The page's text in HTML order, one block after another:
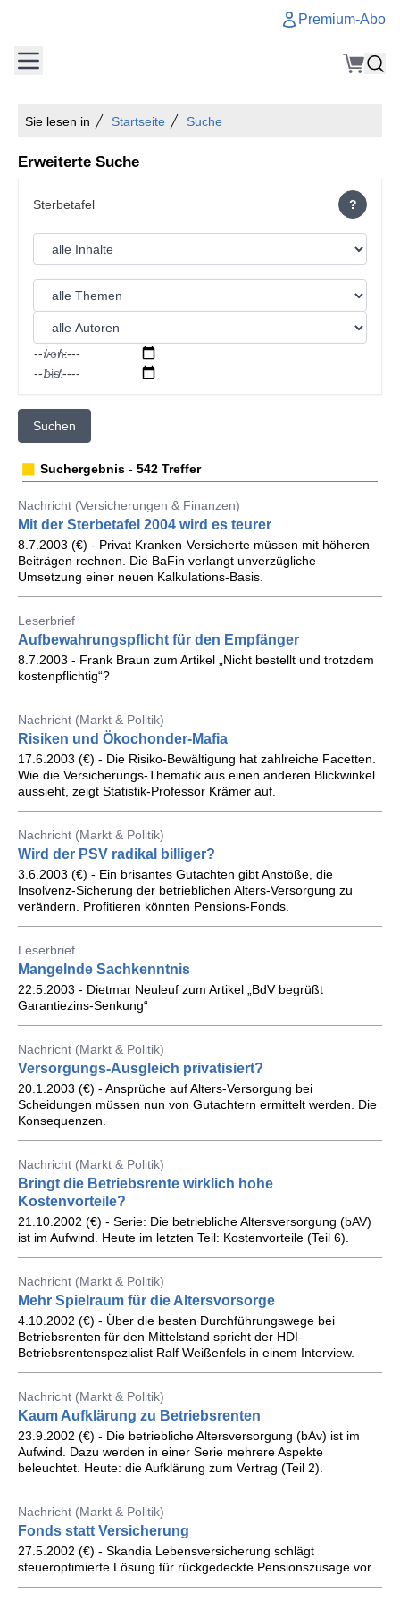
Premium-Abo
Sie lesen in Startseite Suche
Erweiterte Suche
?
von:
bis:
Suchen
Suchergebnis - 542 Treffer
Nachricht (Versicherungen & Finanzen)
Mit der Sterbetafel 2004 wird es teurer
8.7.2003 (€) - Privat Kranken-Versicherte müssen mit höheren
Beiträgen rechnen. Die BaFin verlangt unverzügliche
Umsetzung einer neuen Kalkulations-Basis.
Leserbrief
Aufbewahrungspflicht für den Empfänger
8.7.2003 - Frank Braun zum Artikel „Nicht bestellt und trotzdem
kostenpflichtig“?
Nachricht (Markt & Politik)
Risiken und Ökochonder-Mafia
17.6.2003 (€) - Die Risiko-Bewältigung hat zahlreiche Facetten.
Wie die Versicherungs-Thematik aus einen anderen Blickwinkel
aussieht, zeigt Statistik-Professor Krämer auf.
Nachricht (Markt & Politik)
Wird der PSV radikal billiger?
3.6.2003 (€) - Ein brisantes Gutachten gibt Anstöße, die
Insolvenz-Sicherung der betrieblichen Alters-Versorgung zu
verändern. Profitieren könnten Pensions-Fonds.
Leserbrief
Mangelnde Sachkenntnis
22.5.2003 - Dietmar Neuleuf zum Artikel „BdV begrüßt
Garantiezins-Senkung“
Nachricht (Markt & Politik)
Versorgungs-Ausgleich privatisiert?
20.1.2003 (€) - Ansprüche auf Alters-Versorgung bei
Scheidungen müssen nun von Gutachtern ermittelt werden. Die
Konsequenzen.
Nachricht (Markt & Politik)
Bringt die Betriebsrente wirklich hohe
Kostenvorteile?
21.10.2002 (€) - Serie: Die betriebliche Altersversorgung (bAV)
ist im Aufwind. Heute im letzten Teil: Kostenvorteile (Teil 6).
Nachricht (Markt & Politik)
Mehr Spielraum für die Altersvorsorge
4.10.2002 (€) - Über die besten Durchführungswege bei
Betriebsrenten für den Mittelstand spricht der HDI-
Betriebsrentenspezialist Ralf Weißenfels in einem Interview.
Nachricht (Markt & Politik)
Kaum Aufklärung zu Betriebsrenten
23.9.2002 (€) - Die betriebliche Altersversorgung (bAv) ist im
Aufwind. Dazu werden in einer Serie mehrere Aspekte
beleuchtet. Heute: die Aufklärung zum Vertrag (Teil 2).
Nachricht (Markt & Politik)
Fonds statt Versicherung
27.5.2002 (€) - Skandia Lebensversicherung schlägt
steueroptimierte Lösung für rückgedeckte Pensionszusage vor.